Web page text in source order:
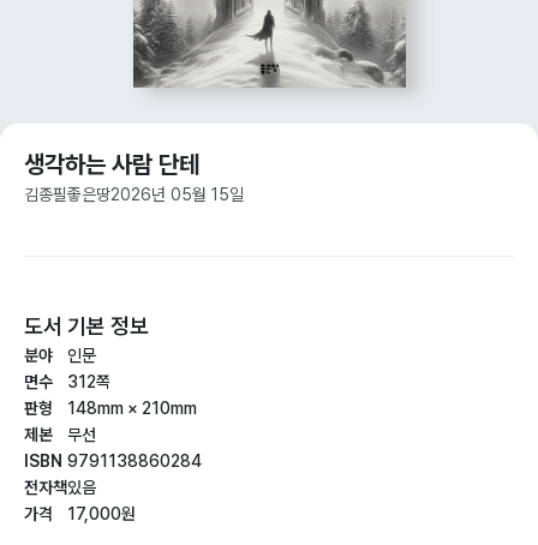
생각하는 사람 단테
김종필좋은땅2026년 05월 15일
도서 기본 정보
분야
면수
판형
제본
ISBN
전자책
가격
인문
312쪽
148mm × 210mm
무선
9791138860284
있음
17,000원